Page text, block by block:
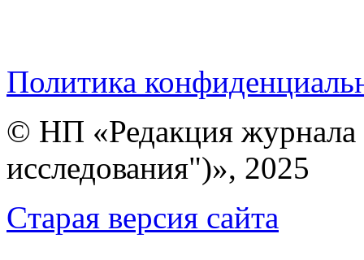
Политика
© НП «Редакция
исследования")», 2025
Cтарая версия сайта